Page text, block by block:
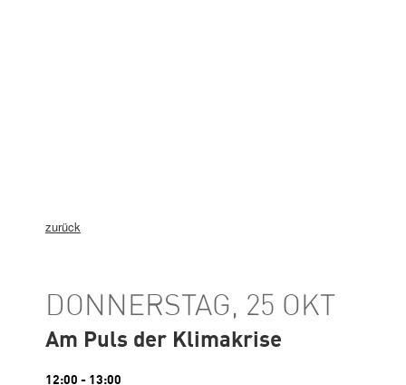
zurück
DONNERSTAG, 25 OKT
Am Puls der Klimakrise
12:00 - 13:00